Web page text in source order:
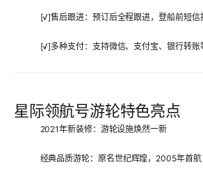
[√]售后跟进：预订后全程跟进，登船前短
[√]多种支付：支持微信、支付宝、银行转账
星际领航号游轮特色亮点
2021年新装修：游轮设施焕然一新
经典品质游轮：原名世纪辉煌，2005年首